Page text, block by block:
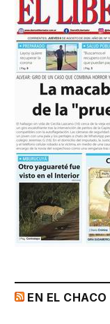
EN EL CHACO